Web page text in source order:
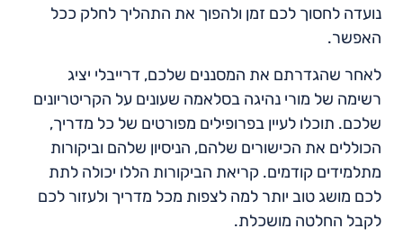
נועדה לחסוך לכם זמן ולהפוך את התהליך לחלק ככל
האפשר.
לאחר שהגדרתם את המסננים שלכם, דרייבלי יציג
רשימה של מורי נהיגה בסלאמה שעונים על הקריטריונים
שלכם. תוכלו לעיין בפרופילים מפורטים של כל מדריך,
הכוללים את הכישורים שלהם, הניסיון שלהם וביקורות
מתלמידים קודמים. קריאת הביקורות הללו יכולה לתת
לכם מושג טוב יותר למה לצפות מכל מדריך ולעזור לכם
לקבל החלטה מושכלת.